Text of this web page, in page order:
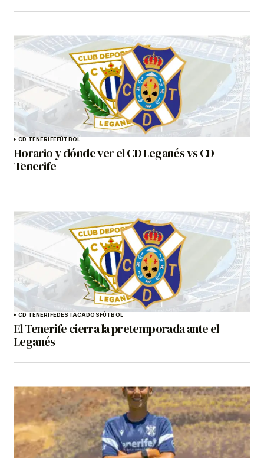
CD TENERIFEFÚTBOL
Horario y dónde ver el CD Leganés vs CD
Tenerife
CD TENERIFEDESTACADOS FÚTBOL
El Tenerife cierra la pretemporada ante el
Leganés